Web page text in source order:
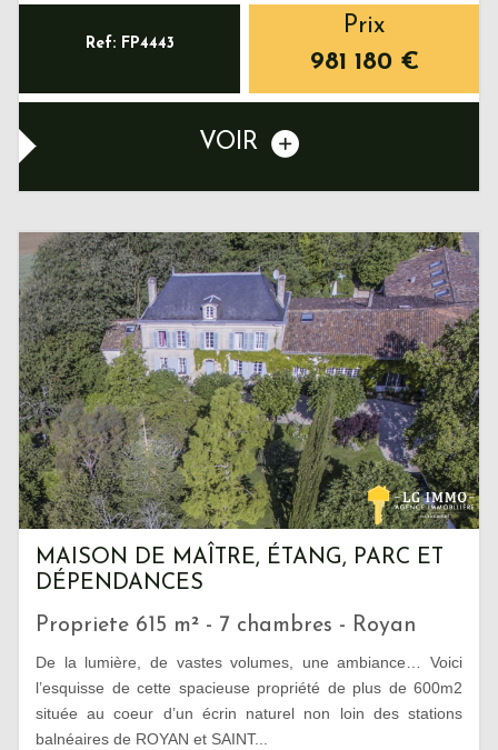
Ref: FP4443
Prix
981 180 €
VOIR
MAISON DE MAÎTRE, ÉTANG, PARC ET
DÉPENDANCES
Propriete 615 m² - 7 chambres - Royan
De la lumière, de vastes volumes, une ambiance… Voici
l’esquisse de cette spacieuse propriété de plus de 600m2
située au coeur d’un écrin naturel non loin des stations
balnéaires de ROYAN et SAINT...